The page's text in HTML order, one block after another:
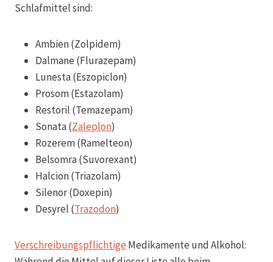
Schlafmittel sind:
Ambien (Zolpidem)
Dalmane (Flurazepam)
Lunesta (Eszopiclon)
Prosom (Estazolam)
Restoril (Temazepam)
Sonata (Zaleplon)
Rozerem (Ramelteon)
Belsomra (Suvorexant)
Halcion (Triazolam)
Silenor (Doxepin)
Desyrel (Trazodon)
Verschreibungspflichtige Medikamente und Alkohol: